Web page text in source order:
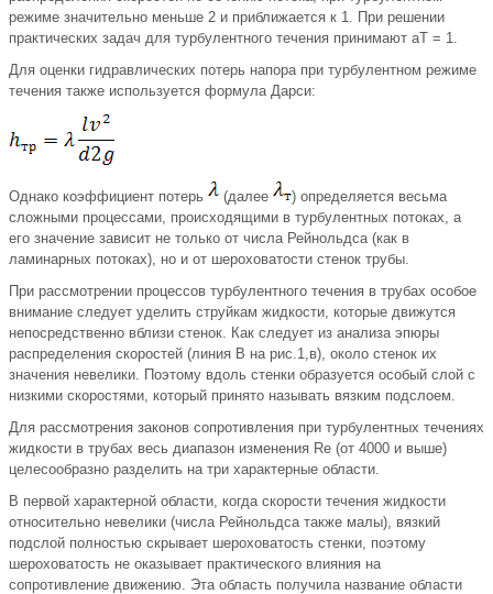
режиме значительно меньше 2 и приближается к 1. При решении
практических задач для турбулентного течения принимают аТ = 1.
Для оценки гидравлических потерь напора при турбулентном режиме
течения также используется формула Дарси:
Однако коэффициент потерь (далее
) определяется весьма
сложными процессами, происходящими в турбулентных потоках, а
его значение зависит не только от числа Рейнольдса (как в
ламинарных потоках), но и от шероховатости стенок трубы.
При рассмотрении процессов турбулентного течения в трубах особое
внимание следует уделить струйкам жидкости, которые движутся
непосредственно вблизи стенок. Как следует из анализа эпюры
распределения скоростей (линия В на рис.1,в), около стенок их
значения невелики. Поэтому вдоль стенки образуется особый слой с
низкими скоростями, который принято называть вязким подслоем.
Для рассмотрения законов сопротивления при турбулентных течениях
жидкости в трубах весь диапазон изменения Re (от 4000 и выше)
целесообразно разделить на три характерные области.
В первой характерной области, когда скорости течения жидкости
относительно невелики (числа Рейнольдса также малы), вязкий
подслой полностью скрывает шероховатость стенки, поэтому
шероховатость не оказывает практического влияния на
сопротивление движению. Эта область получила название области